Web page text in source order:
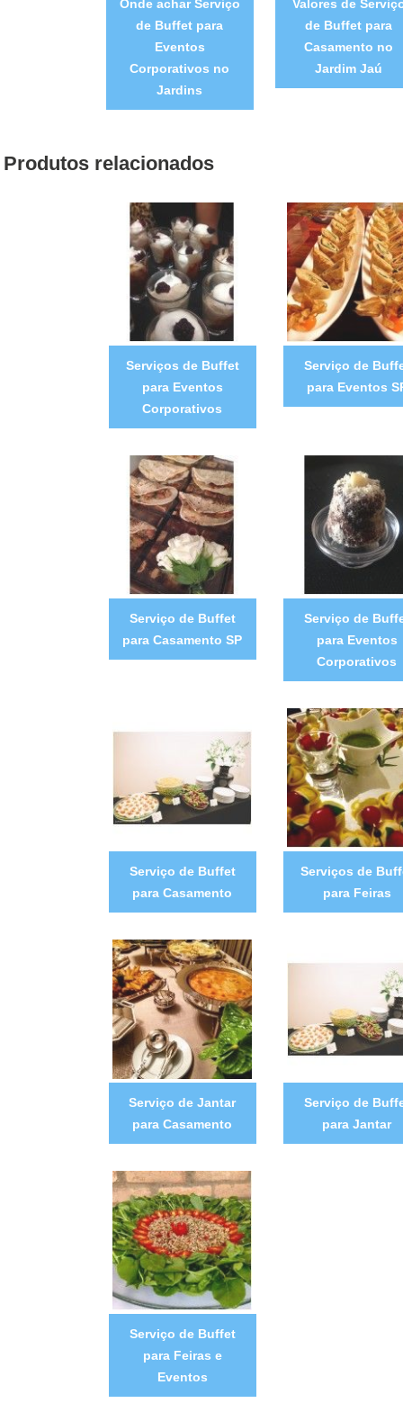
Onde achar Serviço
de Buffet para
Eventos
Corporativos no
Jardins
Valores de
de Buffet para
Casamento no
Jardim Jaú
Produtos relacionados
Serviços de Buffet
para Eventos
Corporativos
Serviço de
para Eventos
Serviço de Buffet
para Casamento SP
Serviço de
para Eventos
Corporativos
Serviço de Buffet
para Casamento
Serviços de
para Feiras
Serviço de Jantar
para Casamento
Serviço de
para Jantar
Serviço de Buffet
para Feiras e
Eventos